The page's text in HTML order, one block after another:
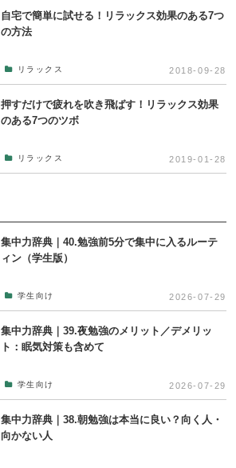
自宅で簡単に試せる！リラックス効果のある7つ
の方法
リラックス 2018-09-28
押すだけで疲れを吹き飛ばす！リラックス効果
のある7つのツボ
リラックス 2019-01-28
集中力辞典｜40.勉強前5分で集中に入るルーテ
ィン（学生版）
学生向け 2026-07-29
集中力辞典｜39.夜勉強のメリット／デメリッ
ト：眠気対策も含めて
学生向け 2026-07-29
集中力辞典｜38.朝勉強は本当に良い？向く人・
向かない人